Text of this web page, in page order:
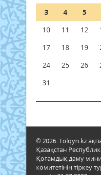
3
4 5
10
11 12
17
18 19
24
25 26
31
© 2026. Tolqyn.kz
Қазақстан
Қоғамдық даму
комитетінің тіркеу